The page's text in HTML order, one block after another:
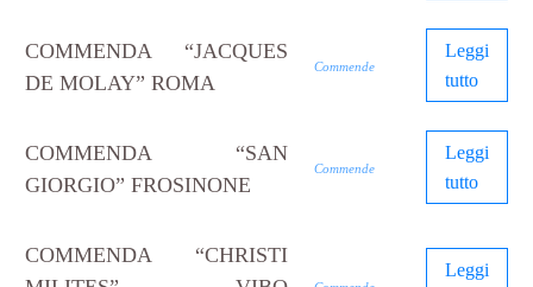
COMMENDA “JACQUES
DE MOLAY” ROMA
Commende
Leggi
tutto
COMMENDA “SAN
GIORGIO” FROSINONE
Commende
Leggi
tutto
COMMENDA “CHRISTI
Leggi